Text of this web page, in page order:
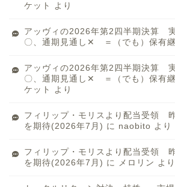
ケット
より
アッヴィの2026年第2四半期決算
〇、通期見通し✕ ＝（でも）保有
アッヴィの2026年第2四半期決算
〇、通期見通し✕ ＝（でも）保有
ケット
より
フィリップ・モリスより配当受領
を期待(2026年7月) に naobito より
フィリップ・モリスより配当受領
を期待(2026年7月) に メロリン より